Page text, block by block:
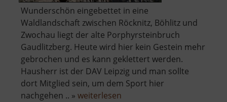
Wunderschön eingebettet in eine
Waldlandschaft zwischen Röcknitz, Böhlitz und
Zwochau liegt der alte Porphyrsteinbruch
Gaudlitzberg. Heute wird hier kein Gestein mehr
gebrochen und es kann geklettert werden.
Hausherr ist der DAV Leipzig und man sollte
dort Mitglied sein, um dem Sport hier
nachgehen .. » weiterlesen